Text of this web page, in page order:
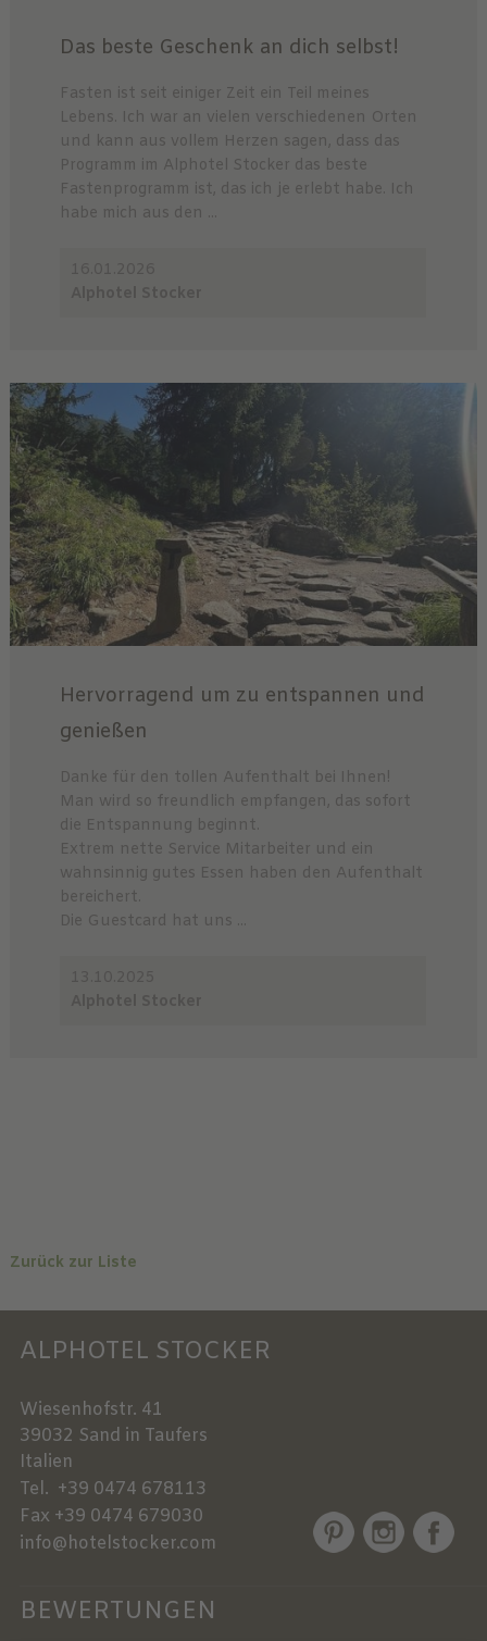
Das beste Geschenk an dich selbst!
Fasten ist seit einiger Zeit ein Teil meines
Lebens. Ich war an vielen verschiedenen Orten
und kann aus vollem Herzen sagen, dass das
Programm im Alphotel Stocker das beste
Fastenprogramm ist, das ich je erlebt habe. Ich
habe mich aus den ...
Hervorragend um zu entspannen und
genießen
Danke für den tollen Aufenthalt bei Ihnen!
Man wird so freundlich empfangen, das sofort
die Entspannung beginnt.
Extrem nette Service Mitarbeiter und ein
wahnsinnig gutes Essen haben den Aufenthalt
bereichert.
Die Guestcard hat uns ...
Zurück zur Liste
ALPHOTEL STOCKER
Wiesenhofstr. 41
39032 Sand in Taufers
Italien
Tel. +39 0474 678113
Fax +39 0474 679030
info@hotelstocker.com
BEWERTUNGEN